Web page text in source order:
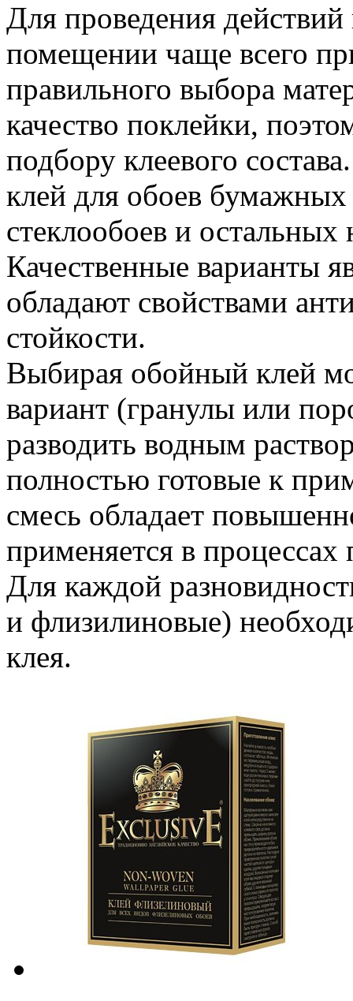
Для проведения
помещении чаще всего
правильного выбора
качество поклейки,
подбору клеевого
клей для обоев
стеклообоев и
Качественные варианты
обладают свойствами
стойкости.
Выбирая обойный клей
вариант (гранулы или
разводить водным
полностью готовые к
смесь обладает
применяется в
Для каждой
и флизилиновые)
клея.